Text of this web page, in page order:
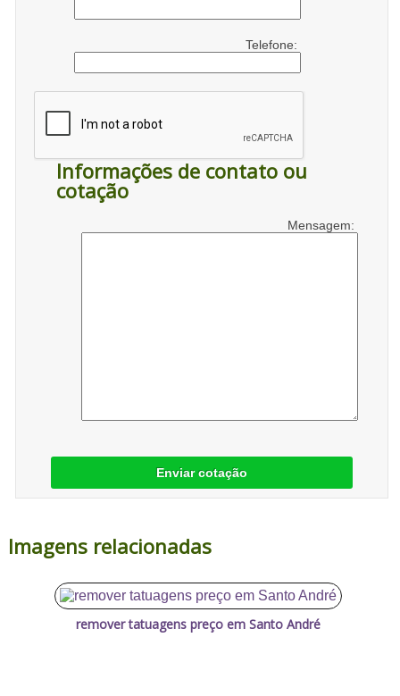
Telefone:
Informações de contato ou
cotação
Mensagem:
Enviar cotação
Imagens relacionadas
remover tatuagens preço em Santo André